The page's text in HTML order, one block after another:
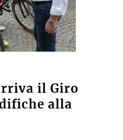
il Giro
alla